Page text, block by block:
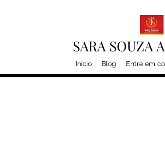
SARA SOUZA
Início Blog Entre em